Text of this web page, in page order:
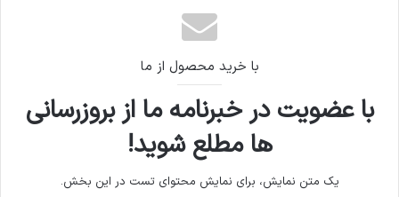
با خرید محصول از ما
با عضویت در خبرنامه ما از بروزرسانی
ها مطلع شوید!
یک متن نمایش، برای نمایش محتوای تست در این بخش.